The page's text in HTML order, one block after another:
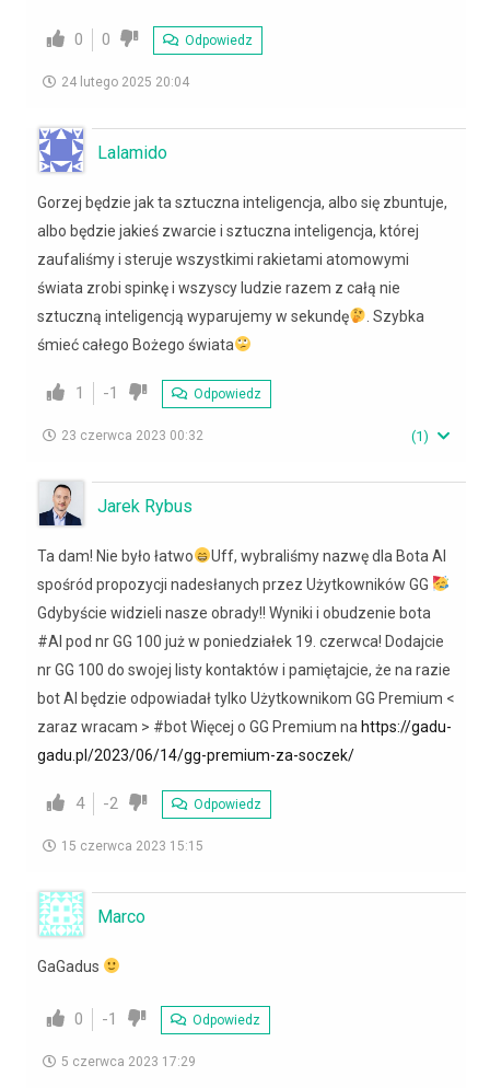
0 0 Odpowiedz
24 lutego 2025 20:04
Lalamido
Gorzej będzie jak ta sztuczna inteligencja, albo się zbuntuje,
albo będzie jakieś zwarcie i sztuczna inteligencja, której
zaufaliśmy i steruje wszystkimi rakietami atomowymi
świata zrobi spinkę i wszyscy ludzie razem z całą nie
sztuczną inteligencją wyparujemy w sekundę
. Szybka
śmieć całego Bożego świata
1 -1 Odpowiedz
23 czerwca 2023 00:32 (1)
Jarek Rybus
Ta dam! Nie było łatwo
Uff, wybraliśmy nazwę dla Bota AI
spośród propozycji nadesłanych przez Użytkowników GG
Gdybyście widzieli nasze obrady!! Wyniki i obudzenie bota
#AI pod nr GG 100 już w poniedziałek 19. czerwca! Dodajcie
nr GG 100 do swojej listy kontaktów i pamiętajcie, że na razie
bot AI będzie odpowiadał tylko Użytkownikom GG Premium <
zaraz wracam > #bot Więcej o GG Premium na https://gadu-
gadu.pl/2023/06/14/gg-premium-za-soczek/
4 -2 Odpowiedz
15 czerwca 2023 15:15
Marco
GaGadus
0 -1 Odpowiedz
5 czerwca 2023 17:29